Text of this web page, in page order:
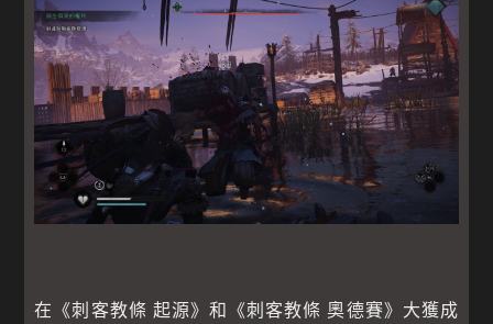
在《刺客教條 起源》和《刺客教條 奧德賽》大獲成